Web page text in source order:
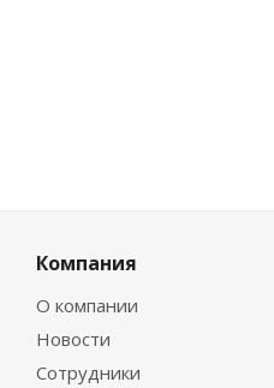
Компания
О компании
Новости
Сотрудники